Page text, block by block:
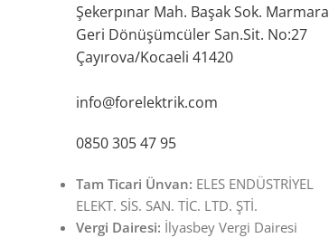
Şekerpınar Mah. Başak Sok. Marmara
Geri Dönüşümcüler San.Sit. No:27
Çayırova/Kocaeli 41420
info@forelektrik.com
0850 305 47 95
Tam Ticari Ünvan: ELES ENDÜSTRİYEL
ELEKT. SİS. SAN. TİC. LTD. ŞTİ.
Vergi Dairesi: İlyasbey Vergi Dairesi